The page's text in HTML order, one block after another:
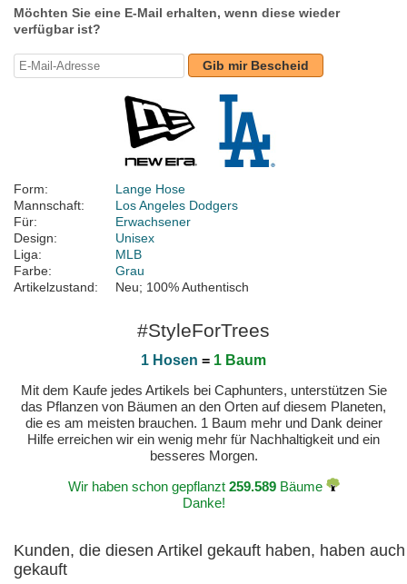
Möchten Sie eine E-Mail erhalten, wenn diese wieder
verfügbar ist?
Gib mir Bescheid
Form:
Lange Hose
Mannschaft:
Los Angeles Dodgers
Für:
Erwachsener
Design:
Unisex
Liga:
MLB
Farbe:
Grau
Artikelzustand:
Neu; 100% Authentisch
#StyleForTrees
1 Hosen = 1 Baum
Mit dem Kaufe jedes Artikels bei Caphunters, unterstützen Sie
das Pflanzen von Bäumen an den Orten auf diesem Planeten,
die es am meisten brauchen. 1 Baum mehr und Dank deiner
Hilfe erreichen wir ein wenig mehr für Nachhaltigkeit und ein
besseres Morgen.
Wir haben schon gepflanzt 259.589Bäume
Danke!
Kunden, die diesen Artikel gekauft haben, haben auch
gekauft